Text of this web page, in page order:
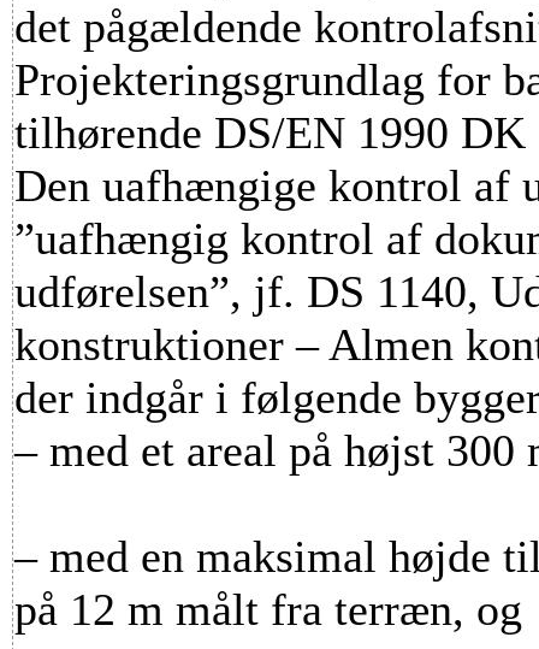
det pågældende
Projekteringsgrundlag for
tilhørende DS/EN 1990
Den uafhængige kontrol af
”uafhængig kontrol af
udførelsen”, jf. DS 1140,
konstruktioner – Almen
der indgår i følgende
– med et areal på højst 300
– med en maksimal højde
på 12 m målt fra terræn, og